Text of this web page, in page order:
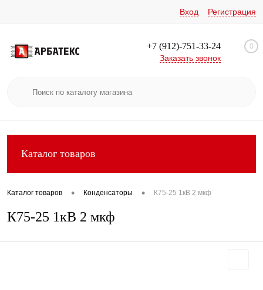
Вход Регистрация
+7 (912)-751-33-24
Заказать звонок
0
Каталог товаров
Каталог товаров • Конденсаторы • К75-25 1кВ 2 мкф
К75-25 1кВ 2 мкф